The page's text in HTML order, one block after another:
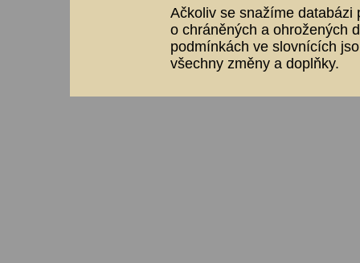
Ačkoliv se snažíme databázi
o chráněných a ohrožených
podmínkách ve slovnících
všechny změny a doplňky.